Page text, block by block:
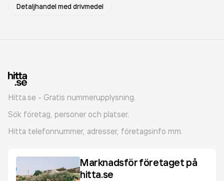
Detaljhandel med drivmedel
Hitta.se - Gratis nummerupplysning.
Sök företag, personer och platser.
Hitta telefonnummer, adresser, företagsinfo mm.
Marknadsför företaget på
hitta.se